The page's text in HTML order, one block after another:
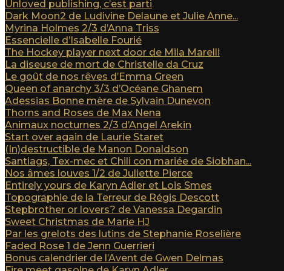
Unloved publishing, c’est parti
Dark Moon2 de Ludivine Delaune et Julie Anne...
Myrina Holmes 2/3 d’Anna Triss
Essencielle d’Isabelle Fourié
The Hockey player next door de Mila Marelli
La diseuse de mort de Christelle da Cruz
Le goût de nos rêves d’Emma Green
Queen of anarchy 3/3 d’Océane Ghanem
Adessias Bonne mère de Sylvain Dunevon
Thorns and Roses de Max Nena
Animaux nocturnes 2/3 d’Angel Arekin
Start over again de Laurie Staret
(In)destructible de Manon Donaldson
Santiags, Tex-mec et Chili con mariée de Siobhan...
Nos âmes louves 1/2 de Juliette Pierce
Entirely yours de Karyn Adler et Lois Smes
Topographie de la Terreur de Régis Descott
Stepbrother or lovers? de Vanessa Degardin
Sweet Christmas de Marie HJ
Par les grelots des lutins de Stephanie Roselière
Faded Rose 1 de Jenn Guerrieri
Bonus calendrier de l’Avent de Gwen Delmas